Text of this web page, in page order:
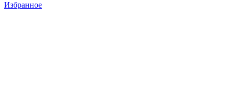
Избранное